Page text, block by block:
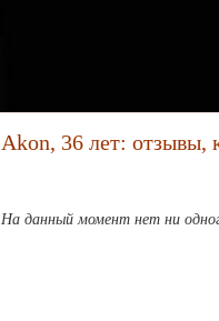
Akon, 36 лет: отзывы,
На данный момент нет ни